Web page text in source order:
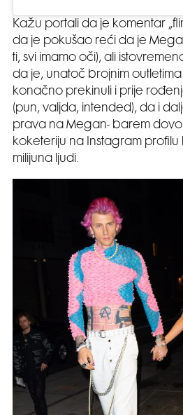
Kažu portali da je komentar
da je pokušao reći da je
ti, svi imamo oči), ali
da je, unatoč brojnim outletima
konačno prekinuli i prije
(pun, valjda, intended), da i
prava na Megan- barem
koketeriju na Instagram profilu
milijuna ljudi.